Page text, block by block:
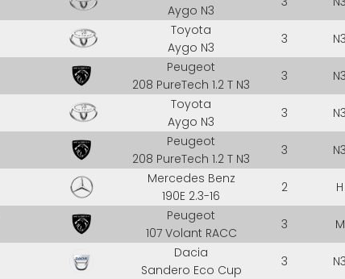
Aygo N3
Toyota
Aygo N3
3 N3
Peugeot
208 PureTech 1.2 T N3
3 N3
Toyota
Aygo N3
3 N3
Peugeot
208 PureTech 1.2 T N3
3 N3
Mercedes Benz
190E 2.3-16
2 H
Peugeot
107 Volant RACC
3 M
Dacia
Sandero Eco Cup
3 N3